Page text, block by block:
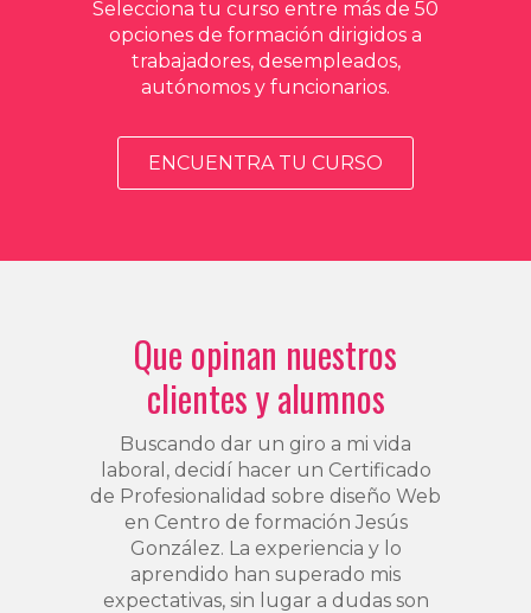
Selecciona tu curso entre más de 50
opciones de formación dirigidos a
trabajadores, desempleados,
autónomos y funcionarios.
ENCUENTRA TU CURSO
Que opinan nuestros
clientes y alumnos
Buscando dar un giro a mi vida
laboral, decidí hacer un Certificado
de Profesionalidad sobre diseño Web
en Centro de formación Jesús
González. La experiencia y lo
aprendido han superado mis
expectativas, sin lugar a dudas son